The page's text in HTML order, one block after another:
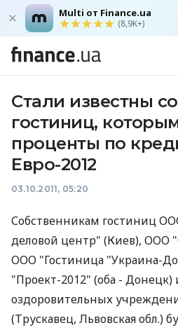
Multi от Finance.ua
(8,9K+)
Стали известны
гостиниц,
проценты по
Евро-2012
03.10.2011, 05:20
Собственникам гостиниц
деловой центр" (Киев), ООО
ООО "Гостиница "Украина-
"Проект-2012" (оба -
оздоровительных
(Трускавец, Львовская обл.)